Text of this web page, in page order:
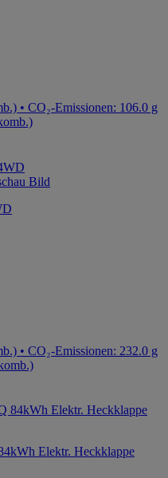
• CO₂-Emissionen: 106.0 g
• CO₂-Emissionen: 232.0 g
Elektr. Heckklappe